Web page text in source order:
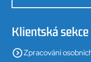
Klientská sekce
Zpracování